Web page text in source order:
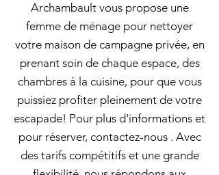
Archambault vous propose une
femme de ménage pour nettoyer
votre maison de campagne privée, en
prenant soin de chaque espace, des
chambres à la cuisine, pour que vous
puissiez profiter pleinement de votre
escapade! Pour plus d'informations et
pour réserver, contactez-nous . Avec
des tarifs compétitifs et une grande